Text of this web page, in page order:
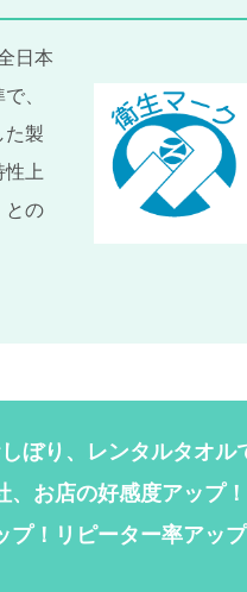
日本
、
た製
上
との
ぼり、レンタルタオル
、お店の好感度アップ！
プ！リピーター率アップ